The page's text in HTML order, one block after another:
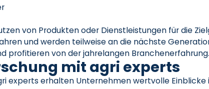
von Produkten oder Dienstleistungen für die
und werden teilweise an die nächste
profitieren von der jahrelangen Branchenerfahrung.
mit agri experts
experts erhalten Unternehmen wertvolle Einblicke